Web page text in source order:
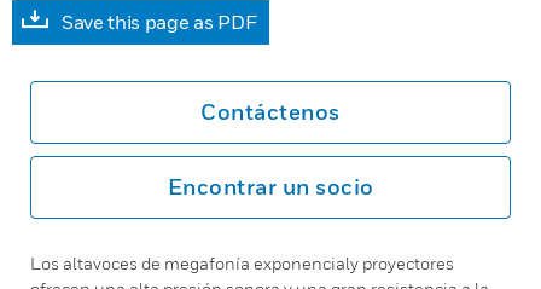
Save this page as PDF
Contáctenos
Encontrar un socio
Los altavoces de megafonía exponencialy proyectores